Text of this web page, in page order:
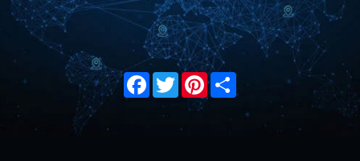
Facebook
TwitterPinterest
Share